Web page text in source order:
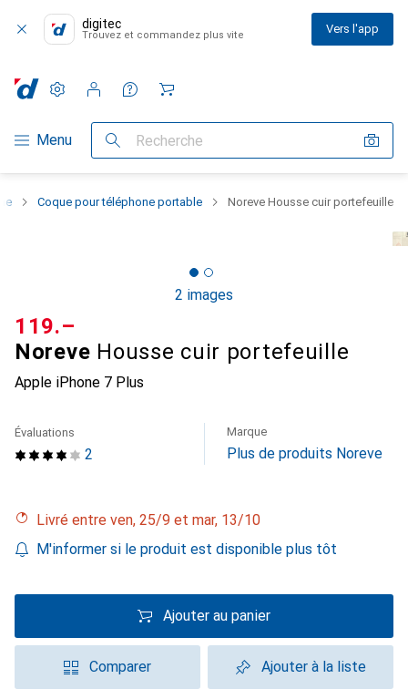
digitec
Trouvez et commandez plus vite Vers l'app
Navigation par catégorie
Menu Recherche
Paramètres
Compte client
Listes de comparaison
Listes d'envies
Panier
Coque pour téléphone portable Noreve Housse cuir portefeuille
2 images
Noreve Housse cuir portefeuille
Apple iPhone 7 Plus
CHF
119.–
2
Évaluations Marque
Plus de produits Noreve
Livré entre ven, 25/9 et mar, 13/10
M'informer si le produit est disponible plus tôt
Ajouter au panier
Comparer Ajouter à la liste